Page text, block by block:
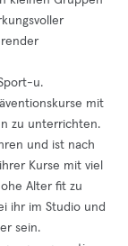
u.
mit
zu unterrichten.
und ist nach
Kurse mit viel
Alter fit zu
ihr im Studio und
sein.